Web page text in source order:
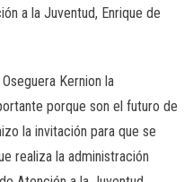
a la Juventud, Enrique de
Kernion la
porque son el futuro de
la invitación para que se
realiza la administración